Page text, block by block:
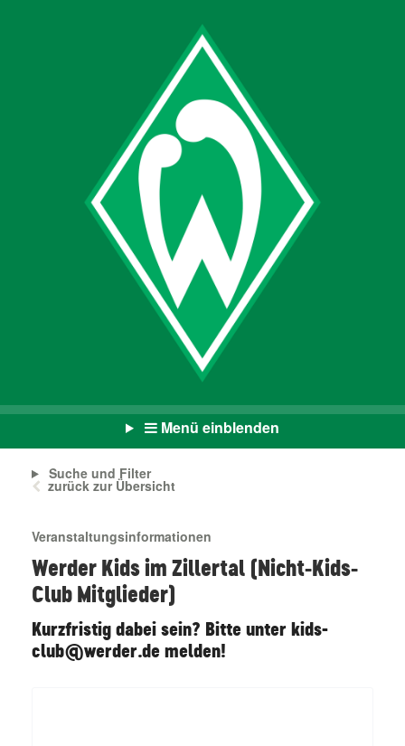
Menü einblenden
Suche und Filter
zurück zur Übersicht
Veranstaltungsinformationen
Werder Kids im Zillertal (Nicht-Kids-
Club Mitglieder)
Kurzfristig dabei sein? Bitte unter kids-
club@werder.de melden!